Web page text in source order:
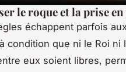
le roque et la prise en
échappent parfois
condition que ni le Roi ni
eux soient libres,